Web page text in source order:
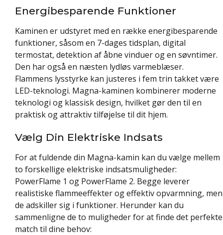
Energibesparende Funktioner
Kaminen er udstyret med en række energibesparende
funktioner, såsom en 7-dages tidsplan, digital
termostat, detektion af åbne vinduer og en søvntimer.
Den har også en næsten lydløs varmeblæser.
Flammens lysstyrke kan justeres i fem trin takket være
LED-teknologi. Magna-kaminen kombinerer moderne
teknologi og klassisk design, hvilket gør den til en
praktisk og attraktiv tilføjelse til dit hjem.
Vælg Din Elektriske Indsats
For at fuldende din Magna-kamin kan du vælge mellem
to forskellige elektriske indsatsmuligheder:
PowerFlame 1 og PowerFlame 2. Begge leverer
realistiske flammeeffekter og effektiv opvarmning, men
de adskiller sig i funktioner. Herunder kan du
sammenligne de to muligheder for at finde det perfekte
match til dine behov: